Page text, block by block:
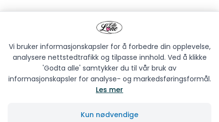
Strandgata 55, 2317
Hamar
Vi bruker informasjonskapsler for å forbedre din opplevelse,
analysere nettstedtrafikk og tilpasse innhold. Ved å klikke
'Godta alle' samtykker du til vår bruk av
informasjonskapsler for analyse- og markedsføringsformål.
Les mer
Kun nødvendige